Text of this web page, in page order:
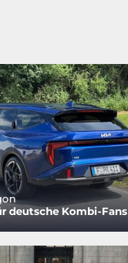
deutsche Kombi-Fans